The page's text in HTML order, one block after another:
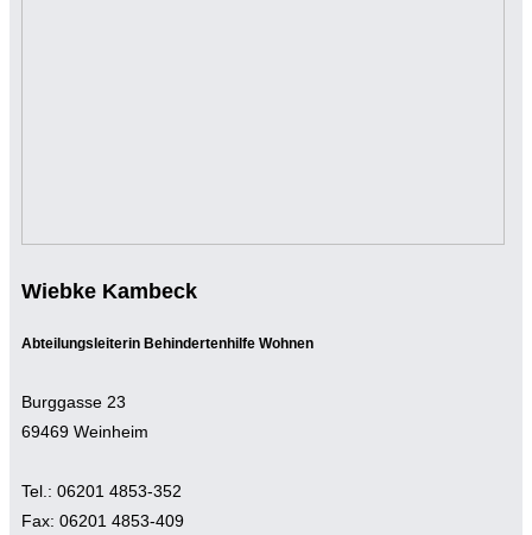
Wiebke Kambeck
Abteilungsleiterin Behindertenhilfe Wohnen
Burggasse 23
69469 Weinheim
Tel.: 06201 4853-352
Fax: 06201 4853-409